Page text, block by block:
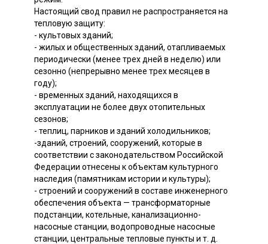
Настоящий свод правил не распространяется на
тепловую защиту:
- культовых зданий;
- жилых и общественных зданий, отапливаемых
периодически (менее трех дней в неделю) или
сезонно (непрерывно менее трех месяцев в
году);
- временных зданий, находящихся в
эксплуатации не более двух отопительных
сезонов;
- теплиц, парников и зданий холодильников;
-зданий, строений, сооружений, которые в
соответствии с законодательством Российской
Федерации отнесены к объектам культурного
наследия (памятникам истории и культуры);
- строений и сооружений в составе инженерного
обеспечения объекта — трансформаторные
подстанции, котельные, канализационно-
насосные станции, водопроводные насосные
станции, центральные тепловые пункты и т. д.